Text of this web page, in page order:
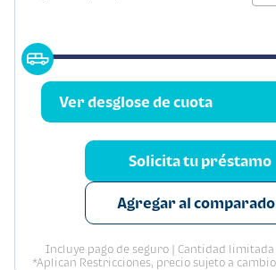
Ver desglose de cuota
Solicita tu préstamo
Agregar al
Incluye pago de seguro | Cantidad limitada
*Aplican Restricciones, precio sujeto a